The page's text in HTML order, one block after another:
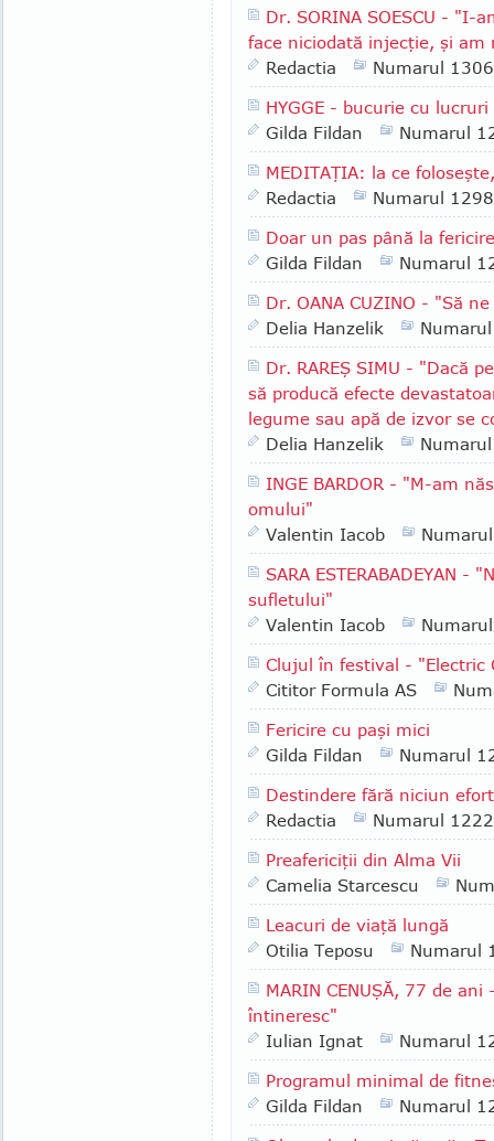
Dr. SORINA SOESCU - "I-
face niciodată injecţie, şi
Redactia
Numarul 1306
HYGGE - bucurie cu
Gilda Fildan
Numarul
MEDITAŢIA: la ce
Redactia
Numarul 1298
Doar un pas până la fericire
Gilda Fildan
Numarul
Dr. OANA CUZINO - "Să
Delia Hanzelik
Dr. RAREŞ SIMU - "Dacă
să producă efecte
legume sau apă de izvor se
Delia Hanzelik
INGE BARDOR - "M-am
omului"
Valentin Iacob
SARA ESTERABADEYAN
sufletului"
Valentin Iacob
Clujul în festival - "Electric
Cititor Formula AS
Fericire cu paşi mici
Gilda Fildan
Numarul
Destindere fără niciun efort
Redactia
Numarul 1222
Preafericiţii din Alma Vii
Camelia Starcescu
Leacuri de viaţă lungă
Otilia Teposu
Numarul
MARIN CENUŞĂ, 77 de
întineresc"
Iulian Ignat
Numarul
Programul minimal de
Gilda Fildan
Numarul